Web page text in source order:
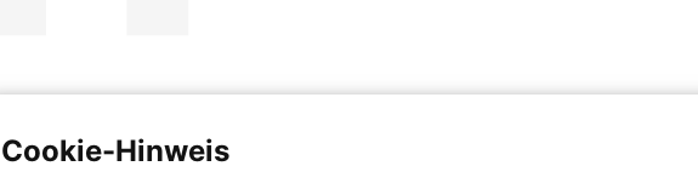
Cookie-Hinweis